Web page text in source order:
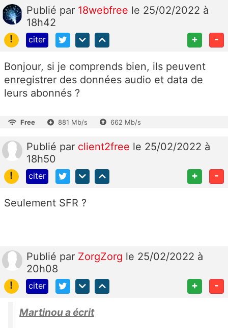
Publié par 18webfree le 25/02/2022 à
18h42
!
citer + -
Bonjour, si je comprends bien, ils peuvent
enregistrer des données audio et data de
leurs abonnés ?
Free 881 Mb/s 662 Mb/s
Publié par client2free le 25/02/2022 à
18h50
!
citer + -
Seulement SFR ?
Publié par ZorgZorg le 25/02/2022 à
20h08
!
citer + -
Martinou a écrit